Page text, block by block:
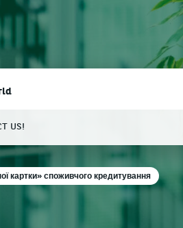
US!
картки» споживчого кредитування